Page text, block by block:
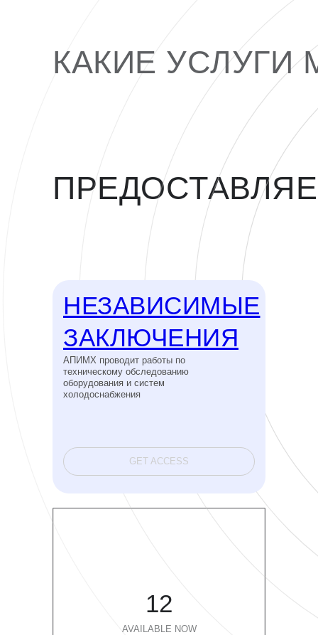
AVAILABLE NOW
12
КАКИЕ УСЛУГИ
GET ACCESS
АПИМХ проводит работы по
техническому обследованию
оборудования и систем
холодоснабжения
НЕЗАВИСИМЫЕ
ЗАКЛЮЧЕНИЯ